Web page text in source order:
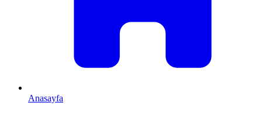
Anasayfa